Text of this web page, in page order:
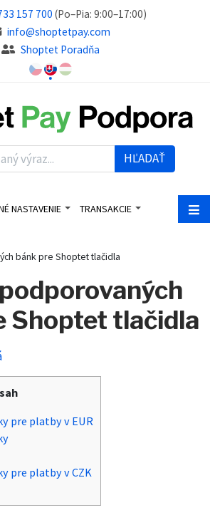
157 700 (Po–Pia: 9:00–17:00)
info@shoptetpay.com
Shoptet Poradňa
HĽADAŤ
NASTAVENIE TRANSAKCIE
bánk pre Shoptet tlačidla
Shoptet tlačidla
pre platby v EUR
pre platby v CZK